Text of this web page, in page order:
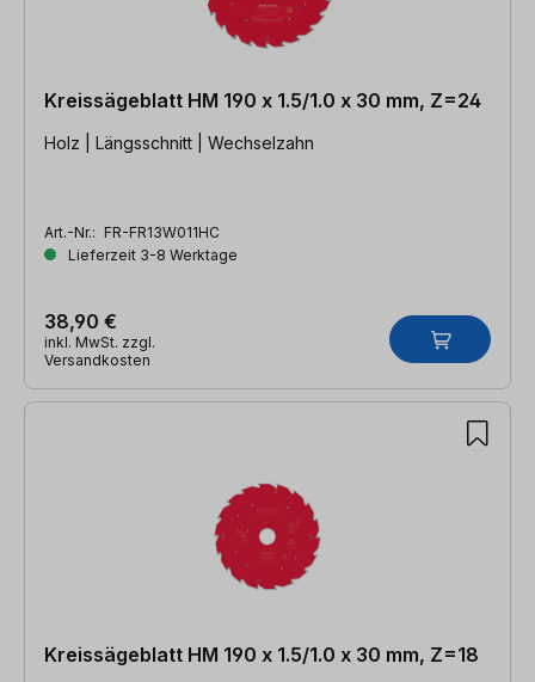
Kreissägeblatt HM 190 x 1.5/1.0 x 30 mm, Z=24
Holz | Längsschnitt | Wechselzahn
Art.-Nr.: FR-FR13W011HC
Lieferzeit 3-8 Werktage
38,90 €
inkl. MwSt. zzgl.
Versandkosten
Kreissägeblatt HM 190 x 1.5/1.0 x 30 mm, Z=18